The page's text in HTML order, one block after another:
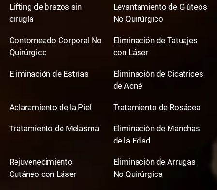
Lifting de brazos sin
cirugía
Levantamiento de Glúteos
No Quirúrgico
Contorneado Corporal No
Quirúrgico
Eliminación de Tatuajes
con Láser
Eliminación de Estrías
Eliminación de Cicatrices
de Acné
Aclaramiento de la Piel Tratamiento de Rosácea
Tratamiento de Melasma
Eliminación de Manchas
de la Edad
Rejuvenecimiento
Cutáneo con Láser
Eliminación de Arrugas
No Quirúrgica